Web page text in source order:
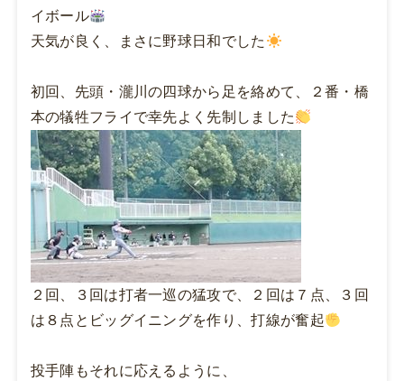
イボール
天気が良く、まさに野球日和でした
初回、先頭・瀧川の四球から足を絡めて、２番・橋
本の犠牲フライで幸先よく先制しました
２回、３回は打者一巡の猛攻で、２回は７点、３回
は８点とビッグイニングを作り、打線が奮起
投手陣もそれに応えるように、